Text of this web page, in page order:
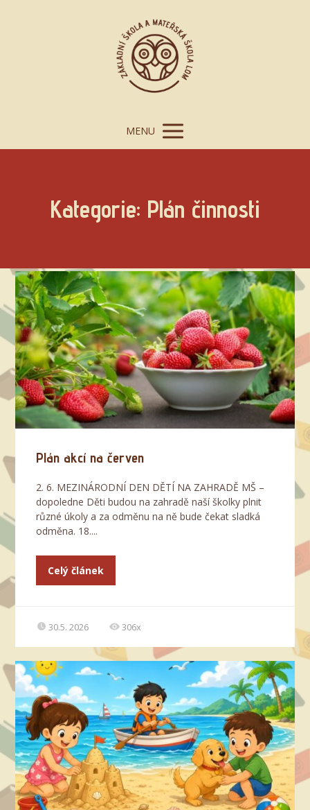
MENU
Kategorie: Plán činnosti
Plán akcí na červen
2. 6. MEZINÁRODNÍ DEN DĚTÍ NA ZAHRADĚ MŠ –
dopoledne Děti budou na zahradě naší školky plnit
různé úkoly a za odměnu na ně bude čekat sladká
odměna. 18....
Celý článek
30.5. 2026 306x